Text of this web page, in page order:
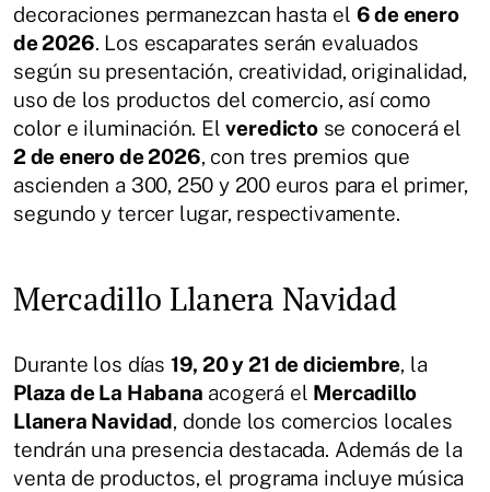
decoraciones permanezcan hasta el 6 de enero
de 2026. Los escaparates serán evaluados
según su presentación, creatividad, originalidad,
uso de los productos del comercio, así como
color e iluminación. Elveredictose conocerá el
2 de enero de 2026, con tres premios que
ascienden a 300, 250 y 200 euros para el primer,
segundo y tercer lugar, respectivamente.
Mercadillo Llanera Navidad
Durante los días 19, 20 y 21 de diciembre, la
Plaza de La Habana acogerá el Mercadillo
Llanera Navidad, donde los comercios locales
tendrán una presencia destacada. Además de la
venta de productos, el programa incluye música